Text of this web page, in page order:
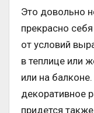
Это довольно
прекрасно
от условий
в теплице или
или на
декоративное
придется